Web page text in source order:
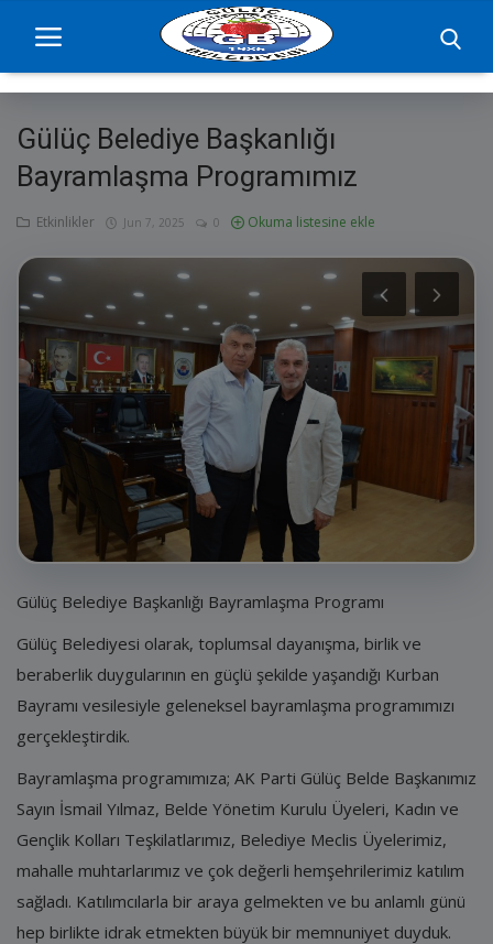
Ana Sayfa
Başkan
Yönetim
Hizmetler
Duyurular
Etkinlikler
E-Belediye
İletişim
Giriş
Kayıt
Gülüç Belediye Başkanlığı
Bayramlaşma Programımız
Etkinlikler Jun 7, 2025 0 Okuma listesine ekle
Gülüç Belediye Başkanlığı Bayramlaşma Programı
Gülüç Belediyesi olarak, toplumsal dayanışma, birlik ve
beraberlik duygularının en güçlü şekilde yaşandığı Kurban
Bayramı vesilesiyle geleneksel bayramlaşma programımızı
gerçekleştirdik.
Bayramlaşma programımıza; AK Parti Gülüç Belde Başkanımız
Sayın İsmail Yılmaz, Belde Yönetim Kurulu Üyeleri, Kadın ve
Gençlik Kolları Teşkilatlarımız, Belediye Meclis Üyelerimiz,
mahalle muhtarlarımız ve çok değerli hemşehrilerimiz katılım
sağladı. Katılımcılarla bir araya gelmekten ve bu anlamlı günü
hep birlikte idrak etmekten büyük bir memnuniyet duyduk.